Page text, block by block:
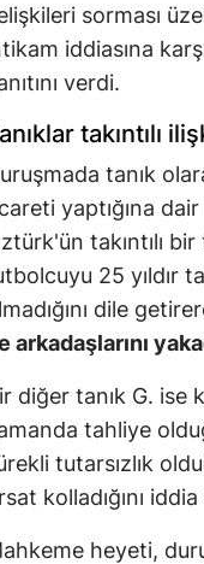
sorması
iddiasına
verdi.
takıntılı
tanık
yaptığına
takıntılı
25 yıldır
dile
arkadaşlarını
diğer tanık G. ise
tahliye
tutarsızlık
kolladığını
heyeti,